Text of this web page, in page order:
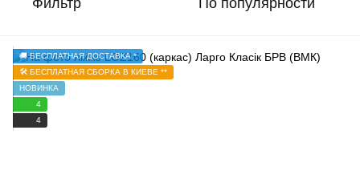
Фильтр По популярности
🚚 БЕСПЛАТНАЯ ДОСТАВКА *
🛠️ БЕСПЛАТНАЯ СБОРКА В КИЕВЕ **
НОВИНКА
4
4